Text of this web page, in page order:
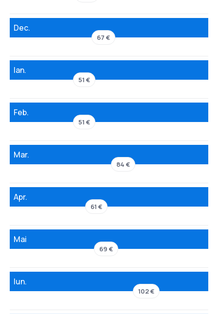
Dec.
67 €
Ian.
51 €
Feb.
51 €
Mar.
84 €
Apr.
61 €
Mai
69 €
Iun.
102 €